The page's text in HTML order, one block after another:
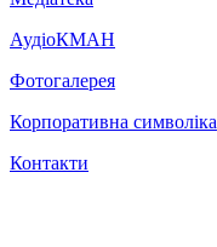
АудіоКМАН
Фотогалерея
Корпоративна символіка
Контакти